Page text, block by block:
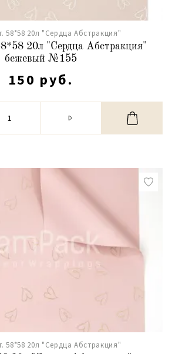
58*58 20л "Сердца Абстракция"
20л "Сердца Абстракция"
бежевый №155
150 руб.
58*58 20л "Сердца Абстракция"